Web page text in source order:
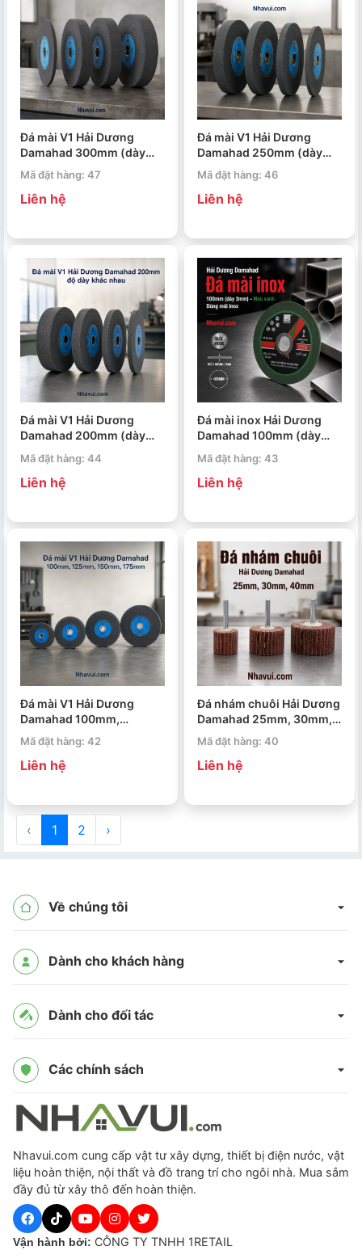
Đá mài V1 Hải Dương
Damahad 300mm (dày
16mm), 300mm (dày
25mm), 300mm (dày
32mm), 300mm (dày
Mã đặt hàng: 47
Liên hệ
Đá mài V1 Hải Dương
Damahad 250mm (dày
25mm), 250mm (dày
32mm)
Mã đặt hàng: 46
Liên hệ
Đá mài V1 Hải Dương
Damahad 200mm (dày
16mm), 200mm (dày
20mm), 200mm (dày
Mã đặt hàng: 44
Liên hệ
Đá mài inox Hải Dương
Damahad 100mm (dày
Mã đặt hàng: 43
Liên hệ
Đá mài V1 Hải Dương
Damahad 100mm,
125mm, 150mm, 175mm
Mã đặt hàng: 42
Liên hệ
Đá nhám chuôi Hải Dương
Damahad 25mm, 30mm,
40mm
Mã đặt hàng: 40
Liên hệ
‹ 1 2 ›
Về chúng tôi
Dành cho khách hàng
Dành cho đối tác
Các chính sách
Nhavui.com cung cấp vật tư xây dựng, thiết bị điện nước, vật
liệu hoàn thiện, nội thất và đồ trang trí cho ngôi nhà. Mua sắm
đầy đủ từ xây thô đến hoàn thiện.
Vận hành bởi: CÔNG TY TNHH 1RETAIL